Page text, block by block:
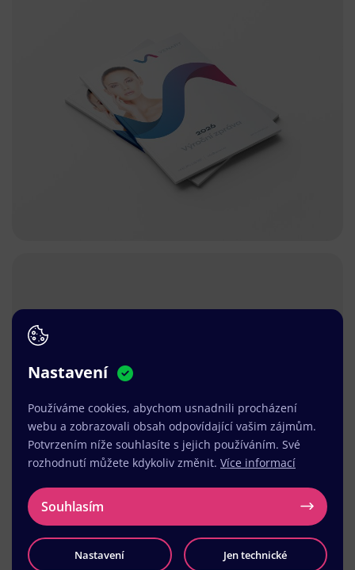
Načíst další
Nastavení
Používáme cookies, abychom usnadnili procházení
webu a zobrazovali obsah odpovídající vašim zájmům.
Potvrzením níže souhlasíte s jejich používáním. Své
rozhodnutí můžete kdykoliv změnit. Více informací
Souhlasím
Nastavení Jen technické